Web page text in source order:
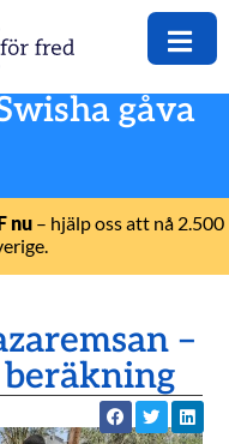
gåva
nu– hjälp oss att nå 2.500
–